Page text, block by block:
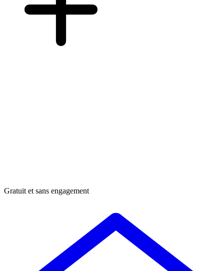
Gratuit et sans engagement